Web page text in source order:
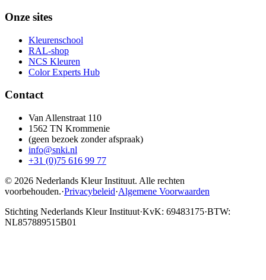
Onze sites
Kleurenschool
RAL-shop
NCS Kleuren
Color Experts Hub
Contact
Van Allenstraat 110
1562 TN Krommenie
(geen bezoek zonder afspraak)
info@snki.nl
+31 (0)75 616 99 77
© 2026 Nederlands Kleur Instituut. Alle rechten
voorbehouden.·Privacybeleid·Algemene Voorwaarden
Stichting Nederlands Kleur Instituut·KvK: 69483175·BTW:
NL857889515B01